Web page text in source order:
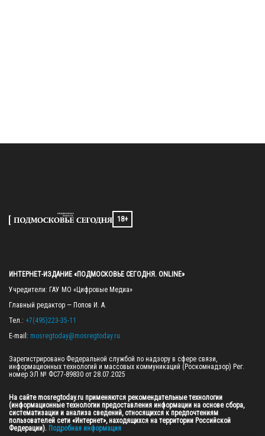
18+
ИНТЕРНЕТ-ИЗДАНИЕ «ПОДМОСКОВЬЕ СЕГОДНЯ. ONLINE»
Учредители: ГАУ МО «Цифровые Медиа»
Главный редактор — Попов И. А.
Тел.: +7(495)223-35-11
E-mail: mosregtoday@mosregtoday.ru
Зарегистрировано Федеральной службой по надзору в сфере связи,
информационных технологий и массовых коммуникаций (Роскомнадзор) Рег.
номер ЭЛ № ФС77-89830 от 28.07.2025
На сайте mosregtoday.ru применяются рекомендательные технологии
(информационные технологии предоставления информации на основе сбора,
систематизации и анализа сведений, относящихся к предпочтениям
пользователей сети «Интернет», находящихся на территории Российской
Федерации). Подробная информация